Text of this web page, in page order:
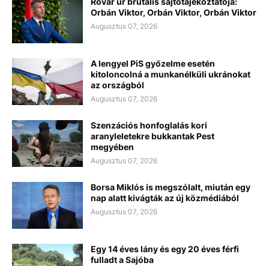
Orbán Viktor, Orbán Viktor, Orbán Viktor
Augusztus 07, 2026
A lengyel PiS győzelme esetén
kitoloncolná a munkanélküli ukránokat
az országból
Augusztus 07, 2026
Szenzációs honfoglalás kori
aranyleletekre bukkantak Pest
megyében
Augusztus 07, 2026
Borsa Miklós is megszólalt, miután egy
nap alatt kivágták az új közmédiából
Augusztus 07, 2026
Egy 14 éves lány és egy 20 éves férfi
fulladt a Sajóba